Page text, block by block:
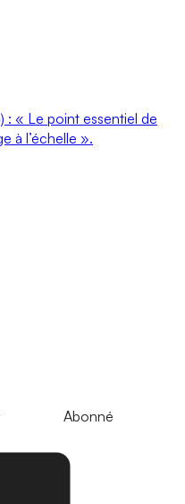
: « Le point essentiel de
à l’échelle ».
Abonné